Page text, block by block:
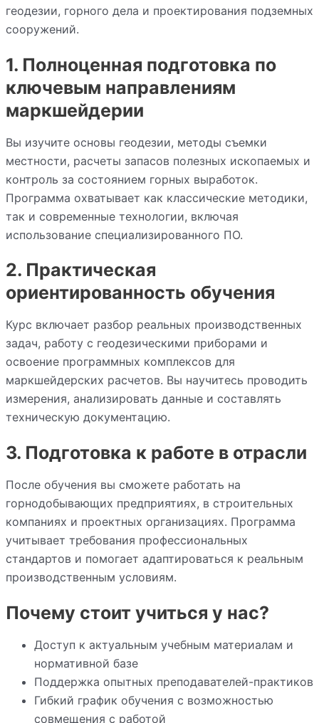
геодезии, горного дела и проектирования подземных
сооружений.
1. Полноценная подготовка по
ключевым направлениям
маркшейдерии
Вы изучите основы геодезии, методы съемки
местности, расчеты запасов полезных ископаемых и
контроль за состоянием горных выработок.
Программа охватывает как классические методики,
так и современные технологии, включая
использование специализированного ПО.
2. Практическая
ориентированность обучения
Курс включает разбор реальных производственных
задач, работу с геодезическими приборами и
освоение программных комплексов для
маркшейдерских расчетов. Вы научитесь проводить
измерения, анализировать данные и составлять
техническую документацию.
3. Подготовка к работе в отрасли
После обучения вы сможете работать на
горнодобывающих предприятиях, в строительных
компаниях и проектных организациях. Программа
учитывает требования профессиональных
стандартов и помогает адаптироваться к реальным
производственным условиям.
Почему стоит учиться у нас?
Доступ к актуальным учебным материалам и
нормативной базе
Поддержка опытных преподавателей-практиков
Гибкий график обучения с возможностью
совмещения с работой